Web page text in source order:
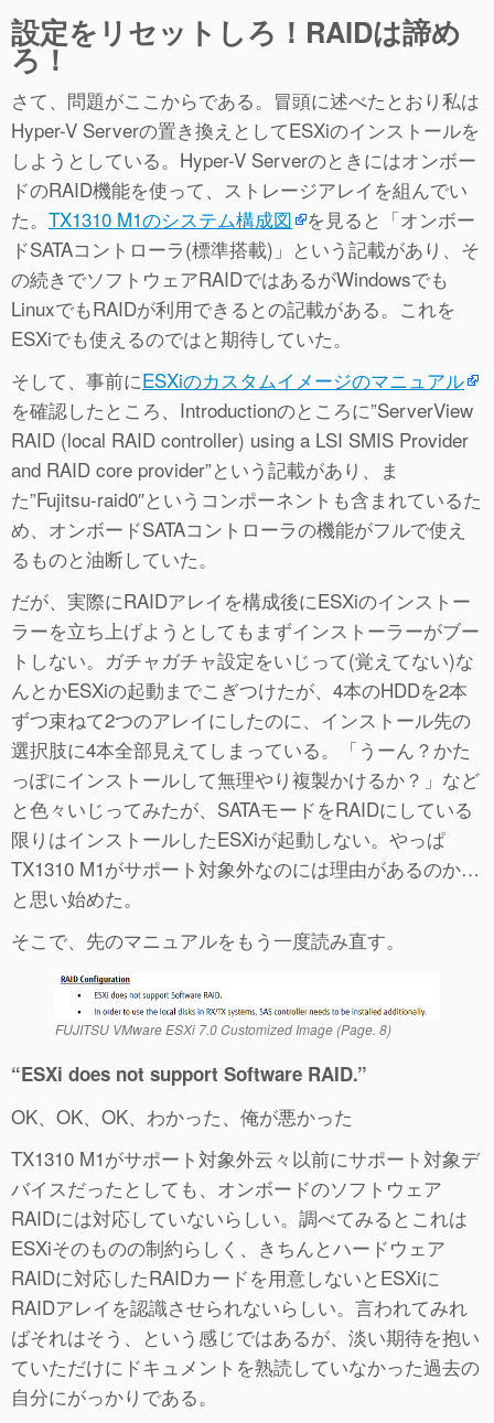
設定をリセットしろ！RAIDは諦め
ろ！
さて、問題がここからである。冒頭に述べたとおり私は
Hyper-V Serverの置き換えとしてESXiのインストールを
しようとしている。Hyper-V Serverのときにはオンボー
ドのRAID機能を使って、ストレージアレイを組んでい
た。 TX1310 M1のシステム構成図
を見ると「オンボー
ドSATAコントローラ(標準搭載)」という記載があり、そ
の続きでソフトウェアRAIDではあるがWindowsでも
LinuxでもRAIDが利用できるとの記載がある。これを
ESXiでも使えるのではと期待していた。
そして、事前にESXiのカスタムイメージのマニュアル
を確認したところ、Introductionのところに”ServerView
RAID (local RAID controller) using a LSI SMIS Provider
and RAID core provider”という記載があり、ま
た”Fujitsu-raid0″というコンポーネントも含まれているた
め、オンボードSATAコントローラの機能がフルで使え
るものと油断していた。
だが、実際にRAIDアレイを構成後にESXiのインストー
ラーを立ち上げようとしてもまずインストーラーがブー
トしない。ガチャガチャ設定をいじって(覚えてない)な
んとかESXiの起動までこぎつけたが、4本のHDDを2本
ずつ束ねて2つのアレイにしたのに、インストール先の
選択肢に4本全部見えてしまっている。「うーん？かた
っぽにインストールして無理やり複製かけるか？」など
と色々いじってみたが、SATAモードをRAIDにしている
限りはインストールしたESXiが起動しない。やっぱ
TX1310 M1がサポート対象外なのには理由があるのか…
と思い始めた。
そこで、先のマニュアルをもう一度読み直す。
FUJITSU VMware ESXi 7.0 Customized Image (Page. 8)
“ESXi does not support Software RAID.”
OK、OK、OK、わかった、俺が悪かった
TX1310 M1がサポート対象外云々以前にサポート対象デ
バイスだったとしても、オンボードのソフトウェア
RAIDには対応していないらしい。調べてみるとこれは
ESXiそのものの制約らしく、きちんとハードウェア
RAIDに対応したRAIDカードを用意しないとESXiに
RAIDアレイを認識させられないらしい。言われてみれ
ばそれはそう、という感じではあるが、淡い期待を抱い
ていただけにドキュメントを熟読していなかった過去の
自分にがっかりである。